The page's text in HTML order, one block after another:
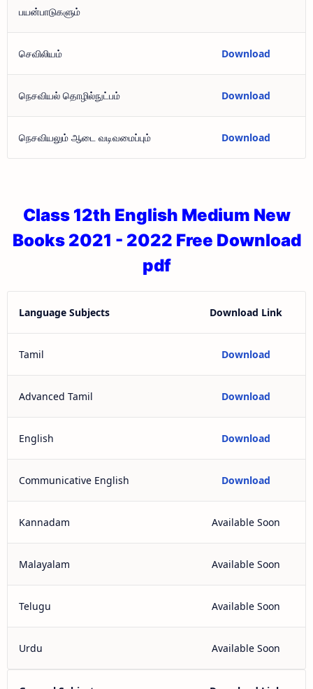
பயன்பாடுகளும்
செவிலியம் Download
நெசவியல் தொழில்நுட்பம் Download
நெசவியலும் ஆடை வடிவமைப்பும் Download
Class 12th English Medium New
Books 2021 - 2022 Free Download
pdf
Language Subjects Download Link
Tamil Download
Advanced Tamil Download
English Download
Communicative English Download
Kannadam Available Soon
Malayalam Available Soon
Telugu Available Soon
Urdu Available Soon